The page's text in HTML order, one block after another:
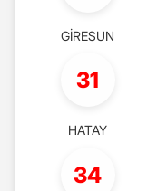
GİRESUN
31
HATAY
34